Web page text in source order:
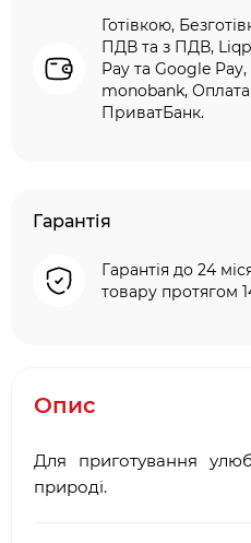
Готівкою,
ПДВ та з ПДВ,
Pay та Google
monobank,
ПриватБанк.
Гарантія
Гарантія до 24
товару протягом
Опис
Для приготування
природі.